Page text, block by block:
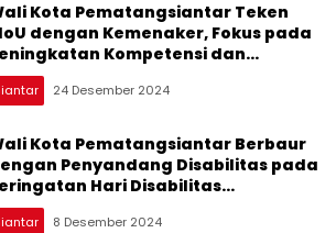
Kota Pematangsiantar Teken
dengan Kemenaker, Fokus pada
Kompetensi dan
Permodalan
24 Desember 2024
Kota Pematangsiantar Berbaur
Penyandang Disabilitas pada
Hari Disabilitas
8 Desember 2024